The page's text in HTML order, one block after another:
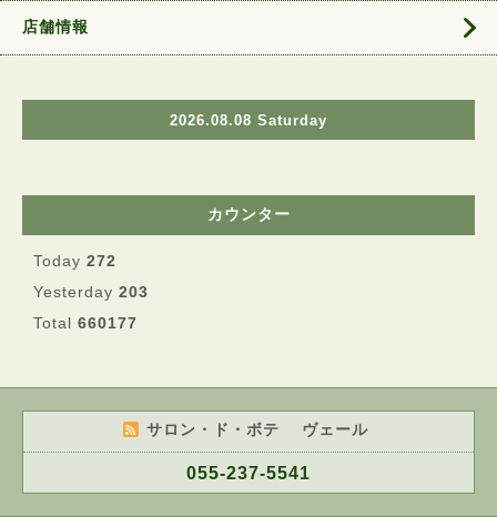
店舗情報
2026.08.08 Saturday
カウンター
Today 272
Yesterday 203
Total 660177
サロン・ド・ボテ ヴェール
055-237-5541